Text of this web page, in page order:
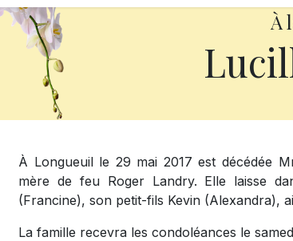
À
À Longueuil le 29 mai 2017 est décédée
mère de feu Roger Landry. Elle laisse
(Francine), son petit-fils Kevin (Alexandra),
La famille recevra les condoléances le